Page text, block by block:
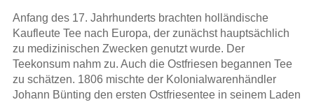
Anfang des 17. Jahrhunderts brachten holländische
Kaufleute Tee nach Europa, der zunächst hauptsächlich
zu medizinischen Zwecken genutzt wurde. Der
Teekonsum nahm zu. Auch die Ostfriesen begannen Tee
zu schätzen. 1806 mischte der Kolonialwarenhändler
Johann Bünting den ersten Ostfriesentee in seinem Laden